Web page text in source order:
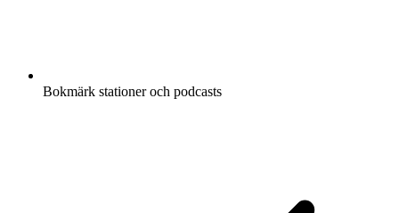
Bokmärk stationer och podcasts